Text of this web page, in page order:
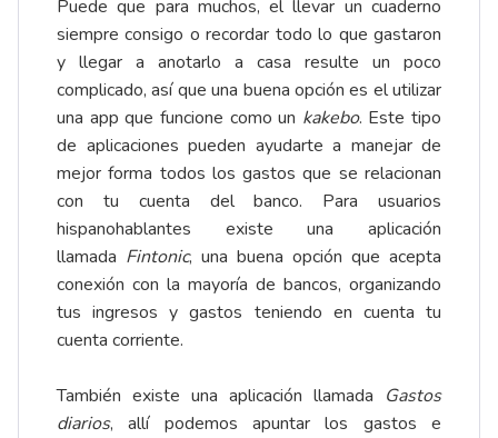
Puede que para muchos, el llevar un cuaderno
siempre consigo o recordar todo lo que gastaron
y llegar a anotarlo a casa resulte un poco
complicado, así que una buena opción es el utilizar
una app que funcione como un kakebo. Este tipo
de aplicaciones pueden ayudarte a manejar de
mejor forma todos los gastos que se relacionan
con tu cuenta del banco. Para usuarios
hispanohablantes existe una aplicación
llamada Fintonic, una buena opción que acepta
conexión con la mayoría de bancos, organizando
tus ingresos y gastos teniendo en cuenta tu
cuenta corriente.
También existe una aplicación llamada Gastos
diarios, allí podemos apuntar los gastos e